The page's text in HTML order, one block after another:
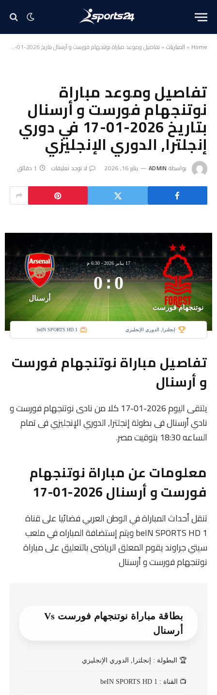
Home
» المباريات»تفاصيل وموعد مباراة نوتنجهام فورست و أرسنال بتاريخ 2026-01-17 في دوري إنجلترا, الدوري الإنجليزي
تفاصيل وموعد مباراة
نوتنجهام فورست و أرسنال
بتاريخ 2026-01-17 في دوري
إنجلترا, الدوري الإنجليزي
بواسطة ADMIN يناير 16, 2026 لا توجد تعليقات 1 دقائق
نوتنجهام فورست
17 يناير 2026 - 6:30 م
0
:
0
أرسنال
إنجلترا, الدوري الإنجليزي beIN SPORTS HD 1
تفاصيل مباراة نوتنجهام فورست
و أرسنال
يلتقى اليوم 2026-01-17 كلا من نادى نوتنجهام فورست و
نادي أرسنال فى بطولة إنجلترا, الدوري الإنجليزي فى تمام
الساعه 18:30 بتوقيت مصر.
معلومات عن مباراة نوتنجهام
فورست و أرسنال 2026-01-17
تنقل أحداث المباراة في الوطن العربي فضائيا على قناة
beIN SPORTS HD 1 ويتم إستضافة المباراه في ملعب
سيتي جراوند يقوم المعلق الرياضى بالتعليق على مباراة
نوتنجهام فورست و أرسنال
بطاقة مباراة نوتنجهام فورست Vs
أرسنال
🏆 البطولة : إنجلترا, الدوري الإنجليزي
📺 القناة : beIN SPORTS HD 1